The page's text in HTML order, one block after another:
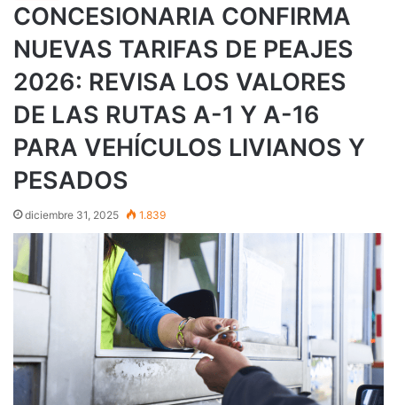
CONCESIONARIA CONFIRMA
NUEVAS TARIFAS DE PEAJES
2026: REVISA LOS VALORES
DE LAS RUTAS A-1 Y A-16
PARA VEHÍCULOS LIVIANOS Y
PESADOS
diciembre 31, 2025 1.839